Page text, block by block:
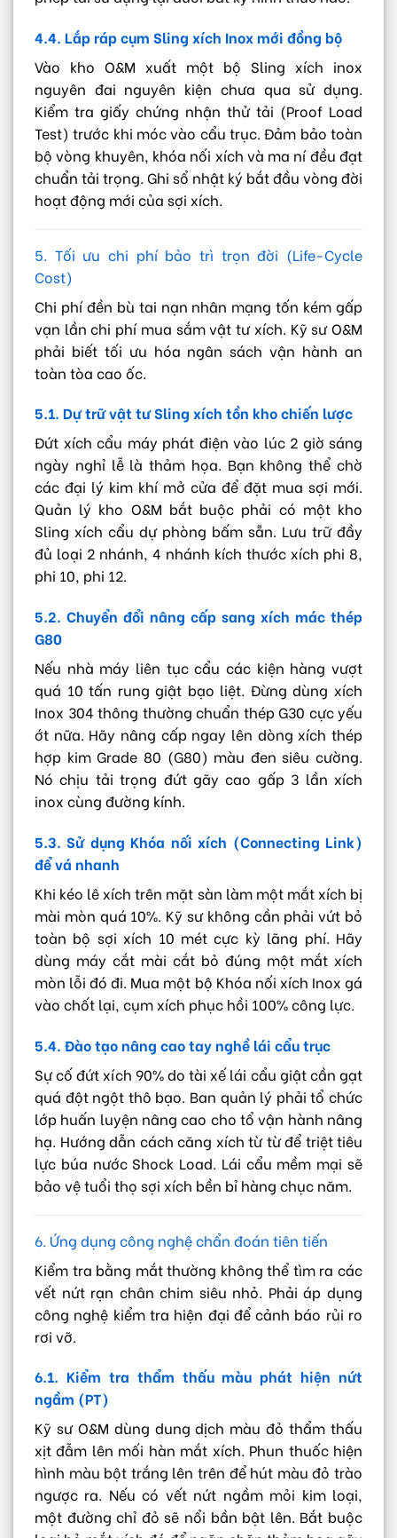
4.4. Lắp ráp cụm Sling xích Inox mới đồng bộ
Vào kho O&M xuất một bộ Sling xích inox
nguyên đai nguyên kiện chưa qua sử dụng.
Kiểm tra giấy chứng nhận thử tải (Proof Load
Test) trước khi móc vào cẩu trục. Đảm bảo toàn
bộ vòng khuyên, khóa nối xích và ma ní đều đạt
chuẩn tải trọng. Ghi sổ nhật ký bắt đầu vòng đời
hoạt động mới của sợi xích.
5. Tối ưu chi phí bảo trì trọn đời (Life-Cycle
Cost)
Chi phí đền bù tai nạn nhân mạng tốn kém gấp
vạn lần chi phí mua sắm vật tư xích. Kỹ sư O&M
phải biết tối ưu hóa ngân sách vận hành an
toàn tòa cao ốc.
5.1. Dự trữ vật tư Sling xích tồn kho chiến lược
Đứt xích cẩu máy phát điện vào lúc 2 giờ sáng
ngày nghỉ lễ là thảm họa. Bạn không thể chờ
các đại lý kim khí mở cửa để đặt mua sợi mới.
Quản lý kho O&M bắt buộc phải có một kho
Sling xích cẩu dự phòng bấm sẵn. Lưu trữ đầy
đủ loại 2 nhánh, 4 nhánh kích thước xích phi 8,
phi 10, phi 12.
5.2. Chuyển đổi nâng cấp sang xích mác thép
G80
Nếu nhà máy liên tục cẩu các kiện hàng vượt
quá 10 tấn rung giật bạo liệt. Đừng dùng xích
Inox 304 thông thường chuẩn thép G30 cực yếu
ớt nữa. Hãy nâng cấp ngay lên dòng xích thép
hợp kim Grade 80 (G80) màu đen siêu cường.
Nó chịu tải trọng đứt gãy cao gấp 3 lần xích
inox cùng đường kính.
5.3. Sử dụng Khóa nối xích (Connecting Link)
để vá nhanh
Khi kéo lê xích trên mặt sàn làm một mắt xích bị
mài mòn quá 10%. Kỹ sư không cần phải vứt bỏ
toàn bộ sợi xích 10 mét cực kỳ lãng phí. Hãy
dùng máy cắt mài cắt bỏ đúng một mắt xích
mòn lỗi đó đi. Mua một bộ Khóa nối xích Inox gá
vào chốt lại, cụm xích phục hồi 100% công lực.
5.4. Đào tạo nâng cao tay nghề lái cẩu trục
Sự cố đứt xích 90% do tài xế lái cẩu giật cần gạt
quá đột ngột thô bạo. Ban quản lý phải tổ chức
lớp huấn luyện nâng cao cho tổ vận hành nâng
hạ. Hướng dẫn cách căng xích từ từ để triệt tiêu
lực búa nước Shock Load. Lái cẩu mềm mại sẽ
bảo vệ tuổi thọ sợi xích bền bỉ hàng chục năm.
6. Ứng dụng công nghệ chẩn đoán tiên tiến
Kiểm tra bằng mắt thường không thể tìm ra các
vết nứt rạn chân chim siêu nhỏ. Phải áp dụng
công nghệ kiểm tra hiện đại để cảnh báo rủi ro
rơi vỡ.
6.1. Kiểm tra thẩm thấu màu phát hiện nứt
ngầm (PT)
Kỹ sư O&M dùng dung dịch màu đỏ thẩm thấu
xịt đẫm lên mối hàn mắt xích. Phun thuốc hiện
hình màu bột trắng lên trên để hút màu đỏ trào
ngược ra. Nếu có vết nứt ngầm mỏi kim loại,
một đường chỉ đỏ sẽ nổi bần bật lên. Bắt buộc